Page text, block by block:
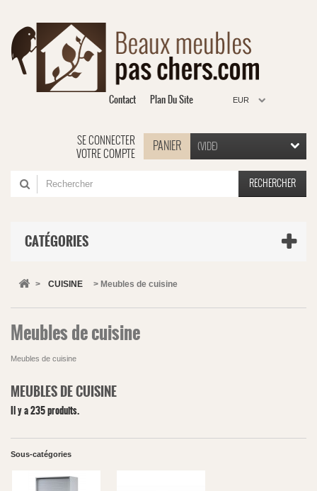
EUR
Contact Plan Du Site
PANIER (VIDE)
SE CONNECTER
VOTRE COMPTE
RECHERCHER
CATÉGORIES
> CUISINE > Meubles de cuisine
Meubles de cuisine
Meubles de cuisine
MEUBLES DE CUISINE
Il y a 235 produits.
Sous-catégories